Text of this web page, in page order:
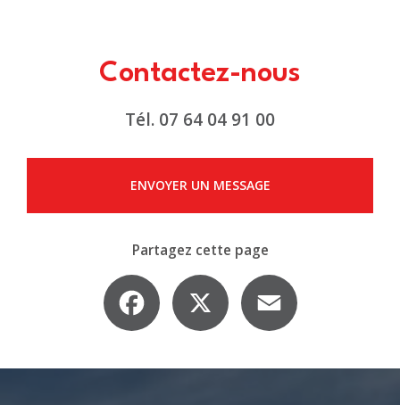
Contactez-nous
Tél. 07 64 04 91 00
ENVOYER UN MESSAGE
Partagez cette page
Facebook